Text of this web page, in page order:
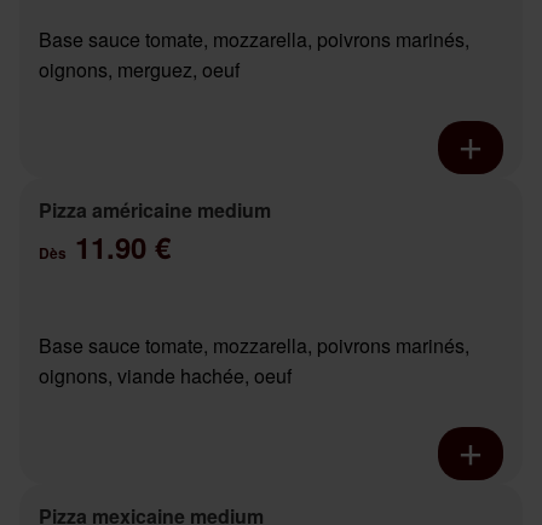
Base sauce tomate, mozzarella, poivrons marinés,
oignons, merguez, oeuf
Pizza américaine medium
Dès 11.90 €
Base sauce tomate, mozzarella, poivrons marinés,
oignons, viande hachée, oeuf
Pizza mexicaine medium